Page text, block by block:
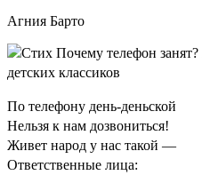
Агния Барто
По телефону день-деньской
Нельзя к нам дозвониться!
Живет народ у нас такой —
Ответственные лица: